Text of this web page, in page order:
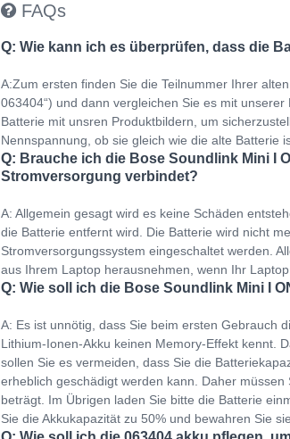
FAQs
Q: Wie kann ich es überprüfen, dass die
A:Zum ersten finden Sie die Teilnummer Ihrer
063404“) und dann vergleichen Sie es mit
Batterie mit unsren Produktbildern, um
Nennspannung, ob sie gleich wie die alte Batterie
Q: Brauche ich die Bose Soundlink Mini I
Stromversorgung verbindet?
A: Allgemein gesagt wird es keine Schäden
die Batterie entfernt wird. Die Batterie wird nicht
Stromversorgungssystem eingeschaltet werden.
aus Ihrem Laptop herausnehmen, wenn Ihr
Q: Wie soll ich die Bose Soundlink Mini I
A: Es ist unnötig, dass Sie beim ersten Gebrauch
Lithium-Ionen-Akku keinen Memory-Effekt kennt.
sollen Sie es vermeiden, dass Sie die
erheblich geschädigt werden kann. Daher
beträgt. Im Übrigen laden Sie bitte die Batterie
Sie die Akkukapazität zu 50% und bewahren Sie